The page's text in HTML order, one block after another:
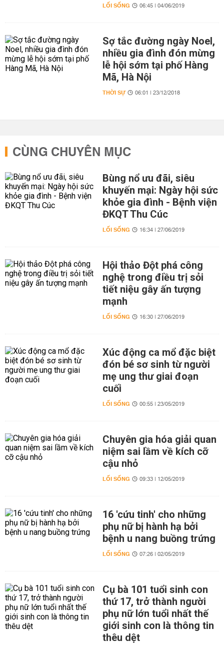
LỐI SỐNG 06:45 | 04/06/2019
Sợ tắc đường ngày Noel,
nhiều gia đình đón mừng
lễ hội sớm tại phố Hàng
Mã, Hà Nội
THỜI SỰ 06:01 | 23/12/2018
CÙNG CHUYÊN MỤC
Bùng nổ ưu đãi, siêu
khuyến mại: Ngày hội sức
khỏe gia đình - Bệnh viện
ĐKQT Thu Cúc
LỐI SỐNG 16:34 | 27/06/2019
Hội thảo Đột phá công
nghệ trong điều trị sỏi
tiết niệu gây ấn tượng
mạnh
LỐI SỐNG 16:30 | 27/06/2019
Xúc động ca mổ đặc biệt
đón bé sơ sinh từ người
mẹ ung thư giai đoạn
cuối
LỐI SỐNG 00:55 | 23/05/2019
Chuyên gia hóa giải quan
niệm sai lầm về kích cỡ
cậu nhỏ
LỐI SỐNG 09:33 | 12/05/2019
16 'cứu tinh' cho những
phụ nữ bị hành hạ bởi
bệnh u nang buồng trứng
LỐI SỐNG 07:26 | 02/05/2019
Cụ bà 101 tuổi sinh con
thứ 17, trở thành người
phụ nữ lớn tuổi nhất thế
giới sinh con là thông tin
thêu dệt